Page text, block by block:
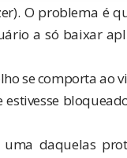
). O problema é
a só baixar
se comporta ao
estivesse
daquelas